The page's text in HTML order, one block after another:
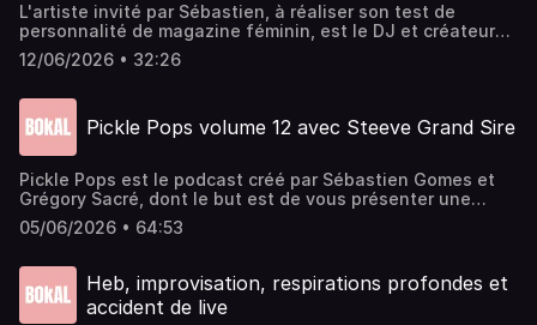
L'artiste invité par ⁠⁠⁠⁠⁠⁠⁠⁠⁠⁠Sébastien,⁠⁠⁠⁠⁠⁠⁠⁠⁠⁠ à réaliser son test de
personnalité de magazine féminin, est le DJ et créateur
de musique James JouffroyInstagram de ⁠⁠⁠⁠⁠⁠⁠⁠⁠⁠⁠⁠⁠⁠⁠⁠⁠⁠⁠⁠⁠Bokal⁠⁠⁠⁠⁠⁠⁠⁠⁠⁠⁠⁠⁠⁠⁠⁠⁠⁠⁠⁠⁠Montage :
⁠⁠⁠Sébastien Gomes⁠Voix off : ⁠⁠⁠⁠⁠⁠⁠⁠⁠⁠⁠⁠⁠⁠Laure Sadier⁠⁠⁠⁠⁠⁠⁠⁠⁠⁠⁠⁠⁠⁠Jingle Fin :
12/06/2026 • 32:26
Pickle Pops volume 12 avec Steeve Grand Sire
Pickle Pops est le podcast créé par⁠⁠⁠⁠⁠⁠⁠ Sébastien Gomes⁠⁠⁠⁠⁠⁠⁠ et
⁠⁠⁠⁠⁠⁠⁠Grégory Sacré⁠⁠⁠⁠⁠⁠⁠, dont le but est de vous présenter une
personnalité de la région rémoise au travers de la Pop
Culture, avec, pour chaque émission, un thème imposé par
l'architecte de petite briques et créateur du Marché Super
: Steeve Grand Sire, nous fait le plaisir de nous rendre
visite dans Pickle Pops, pour une heure de franche
05/06/2026 • 64:53
Heb, improvisation, respirations profondes et
accident de live